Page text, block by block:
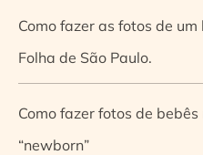
Como fazer as fotos de
Folha de São Paulo.
Como fazer fotos de
“newborn”